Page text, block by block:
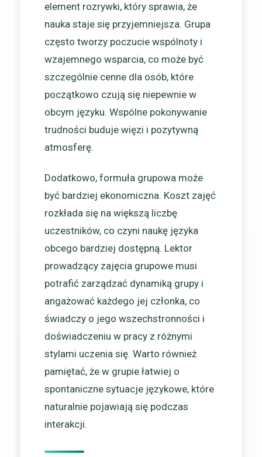
element rozrywki, który sprawia, że
nauka staje się przyjemniejsza. Grupa
często tworzy poczucie wspólnoty i
wzajemnego wsparcia, co może być
szczególnie cenne dla osób, które
początkowo czują się niepewnie w
obcym języku. Wspólne pokonywanie
trudności buduje więzi i pozytywną
atmosferę.
Dodatkowo, formuła grupowa może
być bardziej ekonomiczna. Koszt zajęć
rozkłada się na większą liczbę
uczestników, co czyni naukę języka
obcego bardziej dostępną. Lektor
prowadzący zajęcia grupowe musi
potrafić zarządzać dynamiką grupy i
angażować każdego jej członka, co
świadczy o jego wszechstronności i
doświadczeniu w pracy z różnymi
stylami uczenia się. Warto również
pamiętać, że w grupie łatwiej o
spontaniczne sytuacje językowe, które
naturalnie pojawiają się podczas
interakcji.